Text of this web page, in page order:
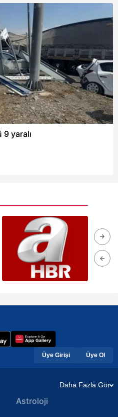
9 yaralı
Üye Girişi Üye Ol
Daha Fazla Gör
Astroloji